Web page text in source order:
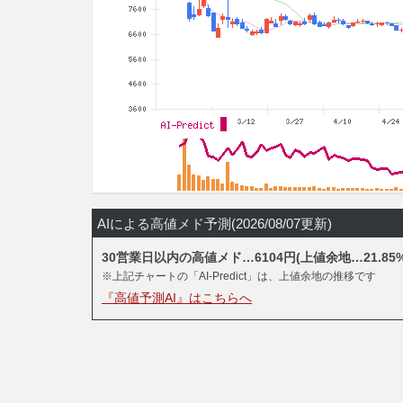
AIによる高値メド予測(2026/08/07更新)
30営業日以内の高値メド…6104円(上値余地
※上記チャートの「AI-Predict」は、上値余地の推移です
『高値予測AI』はこちらへ